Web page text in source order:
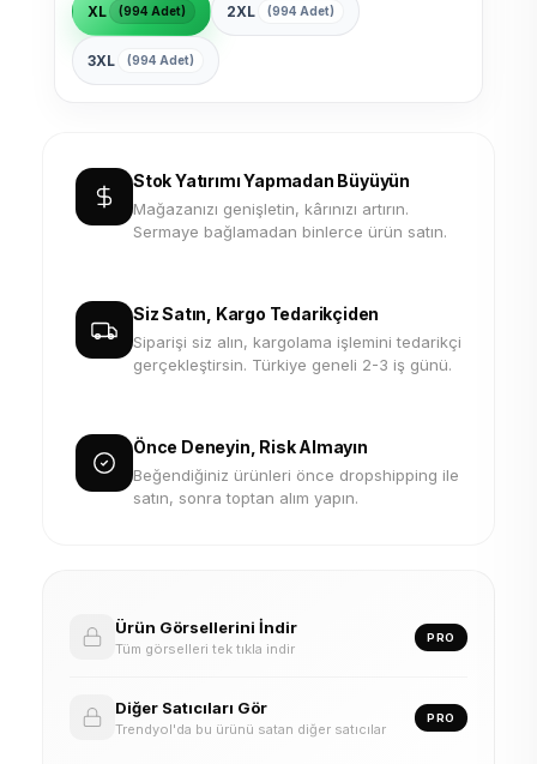
XL (994 Adet) 2XL (994 Adet)
3XL (994 Adet)
Stok Yatırımı Yapmadan Büyüyün
Mağazanızı genişletin, kârınızı artırın.
Sermaye bağlamadan binlerce ürün satın.
Siz Satın, Kargo Tedarikçiden
Siparişi siz alın, kargolama işlemini tedarikçi
gerçekleştirsin. Türkiye geneli 2-3 iş günü.
Önce Deneyin, Risk Almayın
Beğendiğiniz ürünleri önce dropshipping ile
satın, sonra toptan alım yapın.
Ürün Görsellerini İndir
Tüm görselleri tek tıkla indir
PRO
Diğer Satıcıları Gör
Trendyol'da bu ürünü satan diğer satıcılar
PRO